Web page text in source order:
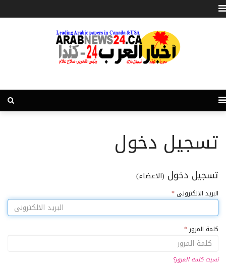
تسجيل دخول
تسجيل دخول (الاعضاء)
البريد الالكترونى *
كلمة المرور *
نسيت كلمه المرور؟